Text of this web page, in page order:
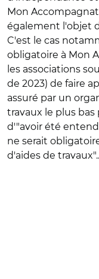
Mon
également l'objet
C'est le cas
obligatoire à Mon
les associations
de 2023) de faire
assuré par un
travaux le plus bas
d'"avoir été
ne serait
d'aides de